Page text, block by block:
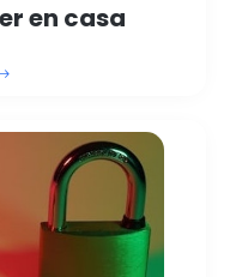
en casa